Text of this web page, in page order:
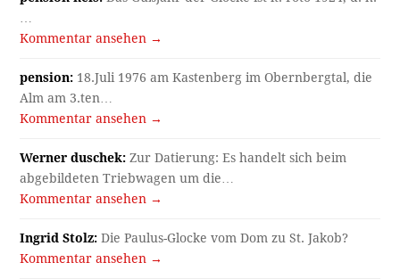
…
Kommentar ansehen →
pension: 18.Juli 1976 am Kastenberg im Obernbergtal, die
Alm am 3.ten…
Kommentar ansehen →
Werner duschek: Zur Datierung: Es handelt sich beim
abgebildeten Triebwagen um die…
Kommentar ansehen →
Ingrid Stolz: Die Paulus-Glocke vom Dom zu St. Jakob?
Kommentar ansehen →